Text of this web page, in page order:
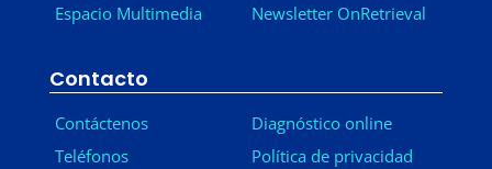
Espacio Multimedia
Newsletter OnRetrieval
Contacto
Contáctenos
Teléfonos
Diagnóstico online
Política de privacidad